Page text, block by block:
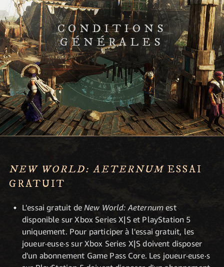
CONDITIONS
GÉNÉRALES
NEW WORLD: AETERNUMESSAI
GRATUIT
L'essai gratuit deNew World: Aeternum est
disponible sur Xbox Series X|S et PlayStation 5
uniquement. Pour participer à l'essai gratuit, les
joueur·euse·s sur Xbox Series X|S doivent disposer
d'un abonnement Game Pass Core. Les joueur·euse·s